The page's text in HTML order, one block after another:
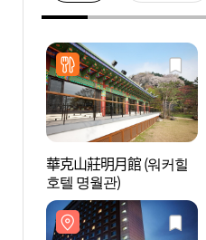
華克山莊明月館 (워커힐
호텔 명월관)